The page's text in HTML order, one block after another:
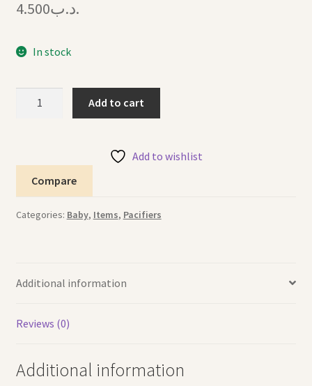
.د.ب4.500
In stock
ملاك
وردية
quantity
Add to cart
Add to wishlist
Compare
Categories: Baby, Items, Pacifiers
Additional information
Reviews (0)
Additional information